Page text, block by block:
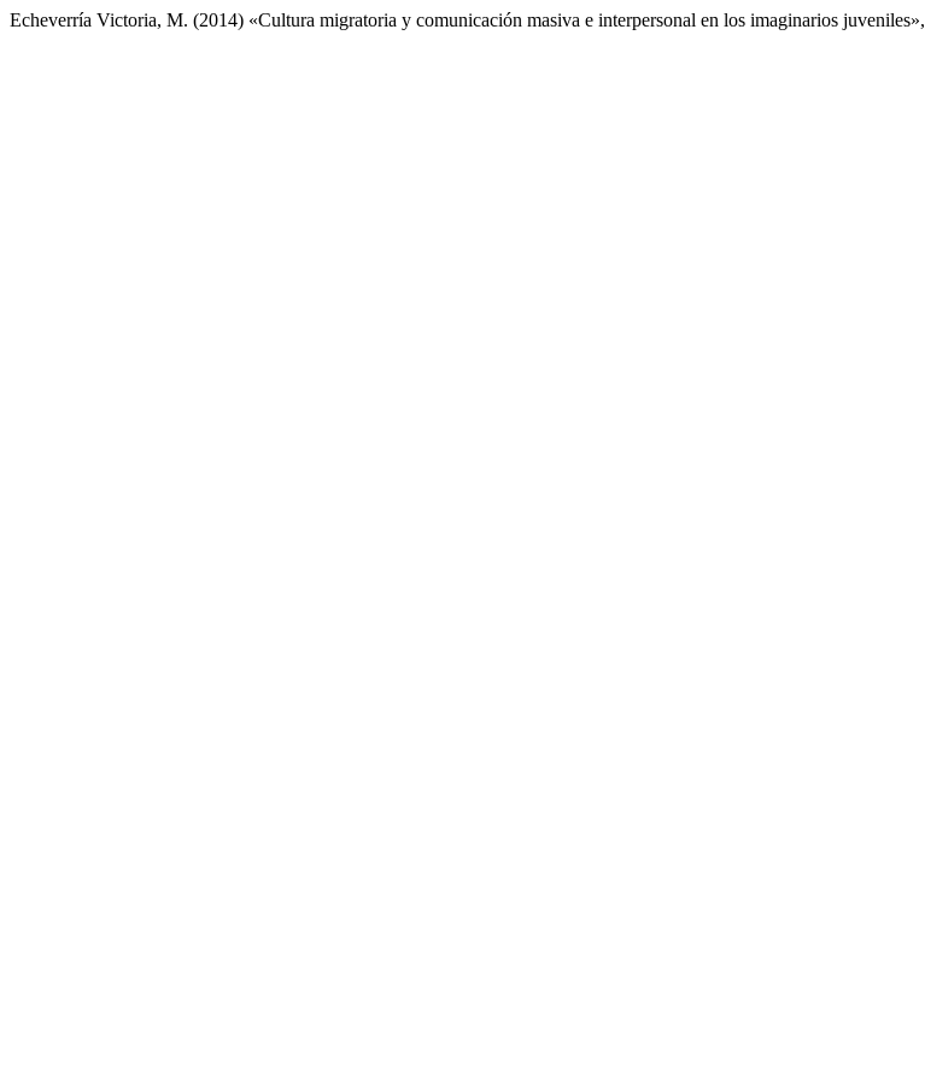
Echeverría Victoria, M. (2014) «Cultura migratoria y comunicación masiva e interpersonal en los imaginarios juveniles»,